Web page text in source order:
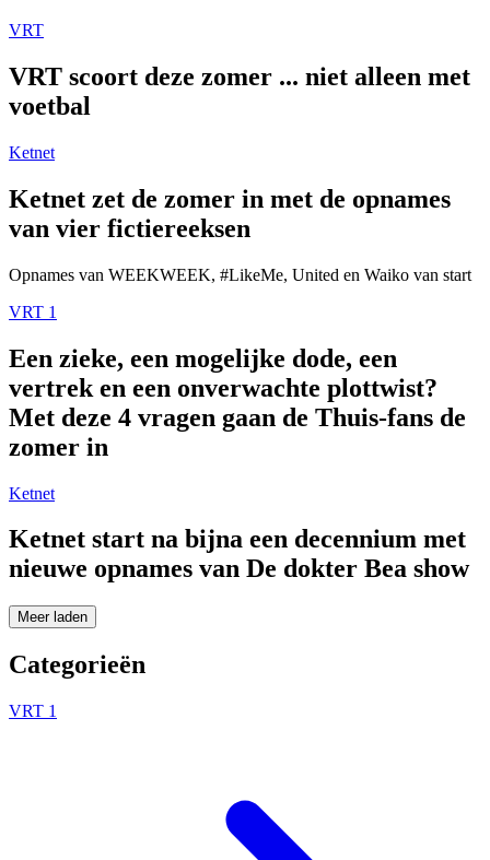
VRT
VRT scoort deze zomer ... niet alleen met
voetbal
Ketnet
Ketnet zet de zomer in met de opnames
van vier fictiereeksen
Opnames van WEEKWEEK, #LikeMe, United en Waiko van start
VRT 1
Een zieke, een mogelijke dode, een
vertrek en een onverwachte plottwist?
Met deze 4 vragen gaan de Thuis-fans de
zomer in
Ketnet
Ketnet start na bijna een decennium met
nieuwe opnames van De dokter Bea show
Meer laden
Categorieën
VRT 1